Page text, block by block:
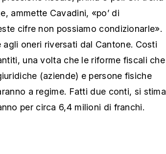
ammette Cavadini, «po’ di
cifre non possiamo condizionarle».
oneri riversati dal Cantone. Costi
una volta che le riforme fiscali che
(aziende) e persone fisiche
a regime. Fatti due conti, si stima
per circa 6,4 milioni di franchi.